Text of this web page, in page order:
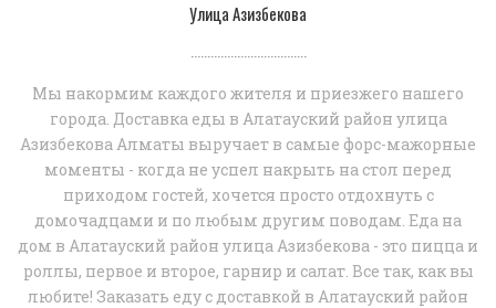
Улица Азизбекова
Мы накормим каждого жителя и приезжего нашего
города. Доставка еды в Алатауский район улица
Азизбекова Алматы выручает в самые форс-мажорные
моменты - когда не успел накрыть на стол перед
приходом гостей, хочется просто отдохнуть с
домочадцами и по любым другим поводам. Еда на
дом в Алатауский район улица Азизбекова - это пицца и
роллы, первое и второе, гарнир и салат. Все так, как вы
любите! Заказать еду с доставкой в Алатауский район